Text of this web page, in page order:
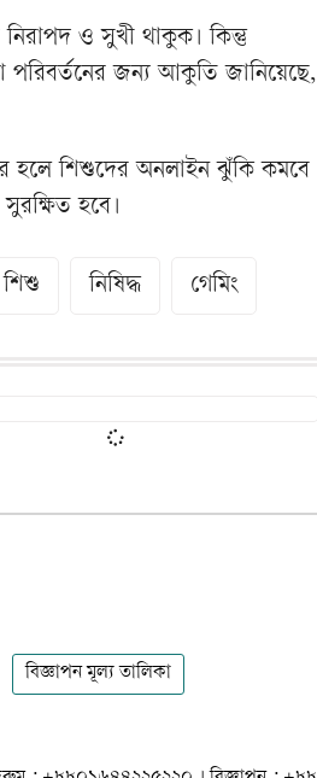
নিরাপদ ও সুখী থাকুক। কিন্তু
জন্য আকুতি জানিয়েছে,
হলে শিশুদের অনলাইন ঝুঁকি কমবে
হবে।
শিশু নিষিদ্ধ গেমিং
বিজ্ঞাপন মূল্য তালিকা